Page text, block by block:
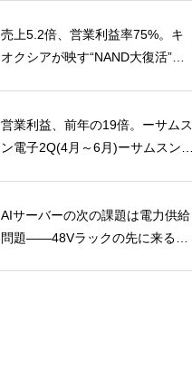
売上5.2倍、営業利益率75%。キ
オクシアが映す“NAND大復活”ー2
D価格の急騰
営業利益、前年の19倍。ーサムス
ン電子2Q(4月～6月)ーサムスン電
AIサーバーの次の課題は電力供給
問題――48Vラックの先に来る半